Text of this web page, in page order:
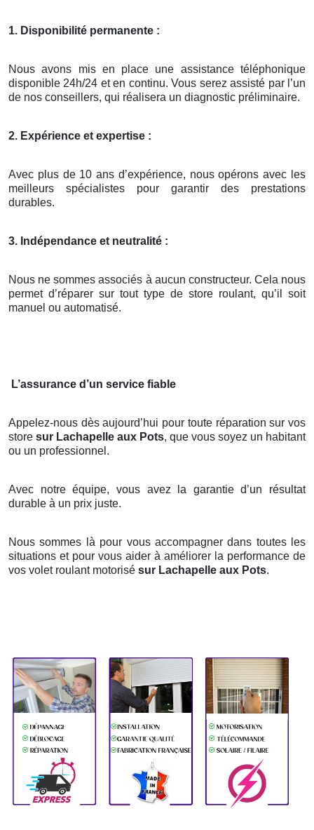
1. Disponibilité permanente :
Nous avons mis en place une assistance téléphonique
disponible 24h/24 et en continu. Vous serez assisté par l’un
de nos conseillers, qui réalisera un diagnostic préliminaire.
2. Expérience et expertise :
Avec plus de 10 ans d’expérience, nous opérons avec les
meilleurs spécialistes pour garantir des prestations
durables.
3. Indépendance et neutralité :
Nous ne sommes associés à aucun constructeur. Cela nous
permet d’réparer sur tout type de store roulant, qu’il soit
manuel ou automatisé.
L’assurance d’un service fiable
Appelez-nous dès aujourd’hui pour toute réparation sur vos
store sur Lachapelle aux Pots, que vous soyez un habitant
ou un professionnel.
Avec notre équipe, vous avez la garantie d’un résultat
durable à un prix juste.
Nous sommes là pour vous accompagner dans toutes les
situations et pour vous aider à améliorer la performance de
vos volet roulant motorisé sur Lachapelle aux Pots.